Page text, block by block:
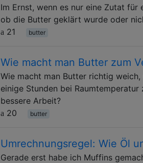
Im Ernst, wenn es nur eine Zutat
ob die Butter geklärt wurde oder
21
butter
Wie macht man Butter zum
Wie macht man Butter richtig
einige Stunden bei
bessere Arbeit?
20
butter
Umrechnungsregel: Wie Öl
Gerade erst habe ich Muffins